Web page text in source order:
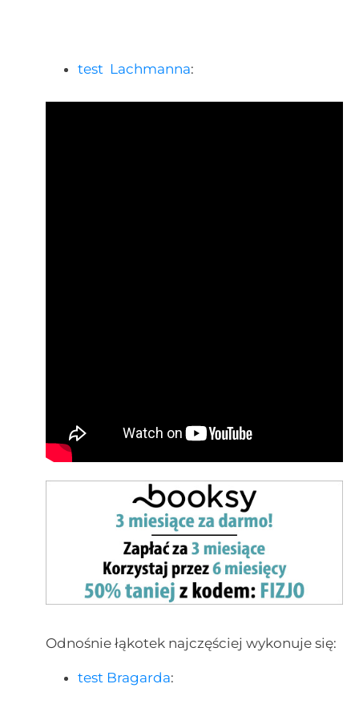
test Lachmanna:
Odnośnie łąkotek najczęściej wykonuje się:
test Bragarda: